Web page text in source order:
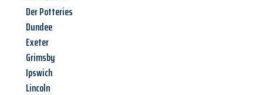
Der Potteries
Dundee
Exeter
Grimsby
Ipswich
Lincoln